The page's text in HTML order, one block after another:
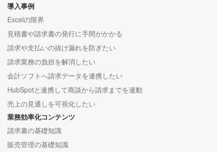
導入事例
Excelの限界
見積書や請求書の発行に手間がかかる
請求や支払いの抜け漏れを防ぎたい
請求業務の負担を解消したい
会計ソフトへ請求データを連携したい
HubSpotと連携して商談から請求までを連動
売上の見通しを可視化したい
業務効率化コンテンツ
請求書の基礎知識
販売管理の基礎知識